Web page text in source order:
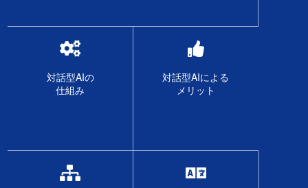
対話型AIの
仕組み
対話型AIによる
メリット